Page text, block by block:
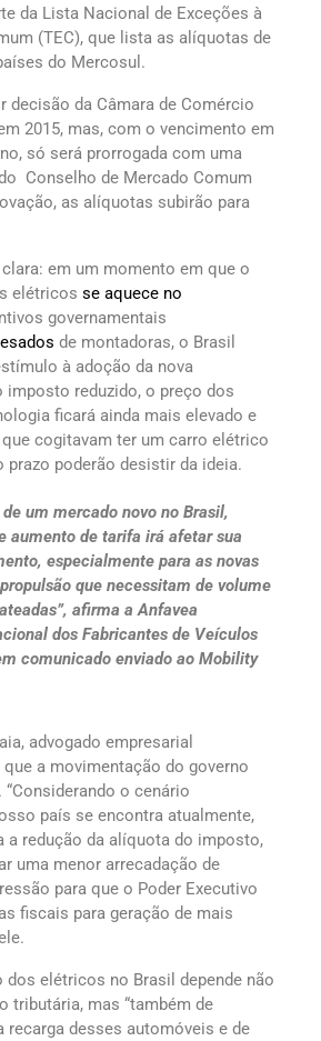
da Lista Nacional de Exceções à
(TEC), que lista as alíquotas de
do Mercosul.
decisão da Câmara de Comércio
2015, mas, com o vencimento em
só será prorrogada com uma
Conselho de Mercado Comum
as alíquotas subirão para
em um momento em que o
elétricos se aquece no
governamentais
de montadoras, o Brasil
à adoção da nova
imposto reduzido, o preço dos
ficará ainda mais elevado e
cogitavam ter um carro elétrico
prazo poderão desistir da ideia.
um mercado novo no Brasil,
aumento de tarifa irá afetar sua
especialmente para as novas
que necessitam de volume
afirma a Anfavea
dos Fabricantes de Veículos
comunicado enviado ao Mobility
advogado empresarial
a movimentação do governo
o cenário
país se encontra atualmente,
a redução da alíquota do imposto,
uma menor arrecadação de
para que o Poder Executivo
fiscais para geração de mais
dos elétricos no Brasil depende não
tributária, mas “também de
recarga desses automóveis e de